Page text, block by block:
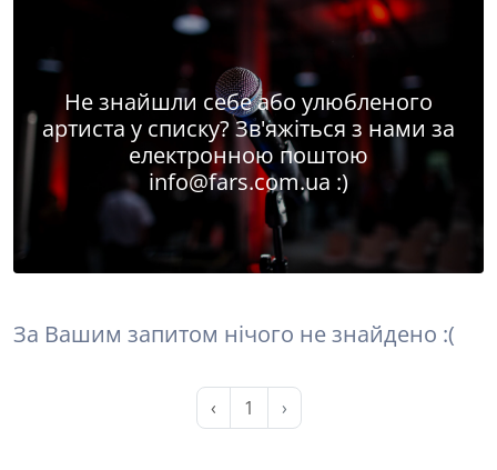
Не знайшли себе або улюбленого
артиста у списку? Зв'яжіться з нами за
електронною поштою
info@fars.com.ua :)
За Вашим запитом нічого не знайдено :(
‹ 1 ›